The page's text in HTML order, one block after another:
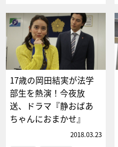
17歳の岡田結実が法学
部生を熱演！今夜放
送、ドラマ『静おばあ
ちゃんにおまかせ』
2018.03.23